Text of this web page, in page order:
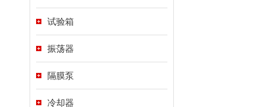
试验箱
振荡器
隔膜泵
冷却器